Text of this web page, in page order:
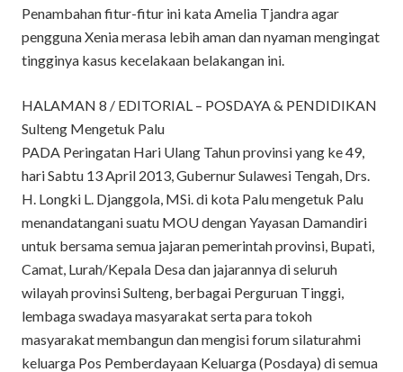
Penambahan fitur-fitur ini kata Amelia Tjandra agar
pengguna Xenia merasa lebih aman dan nyaman mengingat
tingginya kasus kecelakaan belakangan ini.
HALAMAN 8 / EDITORIAL – POSDAYA & PENDIDIKAN
Sulteng Mengetuk Palu
PADA Peringatan Hari Ulang Tahun provinsi yang ke 49,
hari Sabtu 13 April 2013, Gubernur Sulawesi Tengah, Drs.
H. Longki L. Djanggola, MSi. di kota Palu mengetuk Palu
menandatangani suatu MOU dengan Yayasan Damandiri
untuk bersama semua jajaran pemerintah provinsi, Bupati,
Camat, Lurah/Kepala Desa dan jajarannya di seluruh
wilayah provinsi Sulteng, berbagai Perguruan Tinggi,
lembaga swadaya masyarakat serta para tokoh
masyarakat membangun dan mengisi forum silaturahmi
keluarga Pos Pemberdayaan Keluarga (Posdaya) di semua